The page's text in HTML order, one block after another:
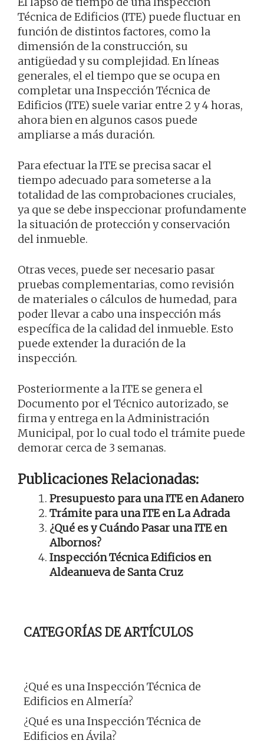
Técnica de Edificios (ITE) puede fluctuar en
función de distintos factores, como la
dimensión de la construcción, su
antigüedad y su complejidad. En líneas
generales, el el tiempo que se ocupa en
completar una Inspección Técnica de
Edificios (ITE) suele variar entre 2 y 4 horas,
ahora bien en algunos casos puede
ampliarse a más duración.
Para efectuar la ITE se precisa sacar el
tiempo adecuado para someterse a la
totalidad de las comprobaciones cruciales,
ya que se debe inspeccionar profundamente
la situación de protección y conservación
del inmueble.
Otras veces, puede ser necesario pasar
pruebas complementarias, como revisión
de materiales o cálculos de humedad, para
poder llevar a cabo una inspección más
específica de la calidad del inmueble. Esto
puede extender la duración de la
inspección.
Posteriormente a la ITE se genera el
Documento por el Técnico autorizado, se
firma y entrega en la Administración
Municipal, por lo cual todo el trámite puede
demorar cerca de 3 semanas.
Publicaciones Relacionadas:
Presupuesto para una ITE en Adanero
Trámite para una ITE en La Adrada
¿Qué es y Cuándo Pasar una ITE en
Albornos?
Inspección Técnica Edificios en
Aldeanueva de Santa Cruz
CATEGORÍAS DE ARTÍCULOS
¿Qué es una Inspección Técnica de
Edificios en Almería?
¿Qué es una Inspección Técnica de
Edificios en Ávila?